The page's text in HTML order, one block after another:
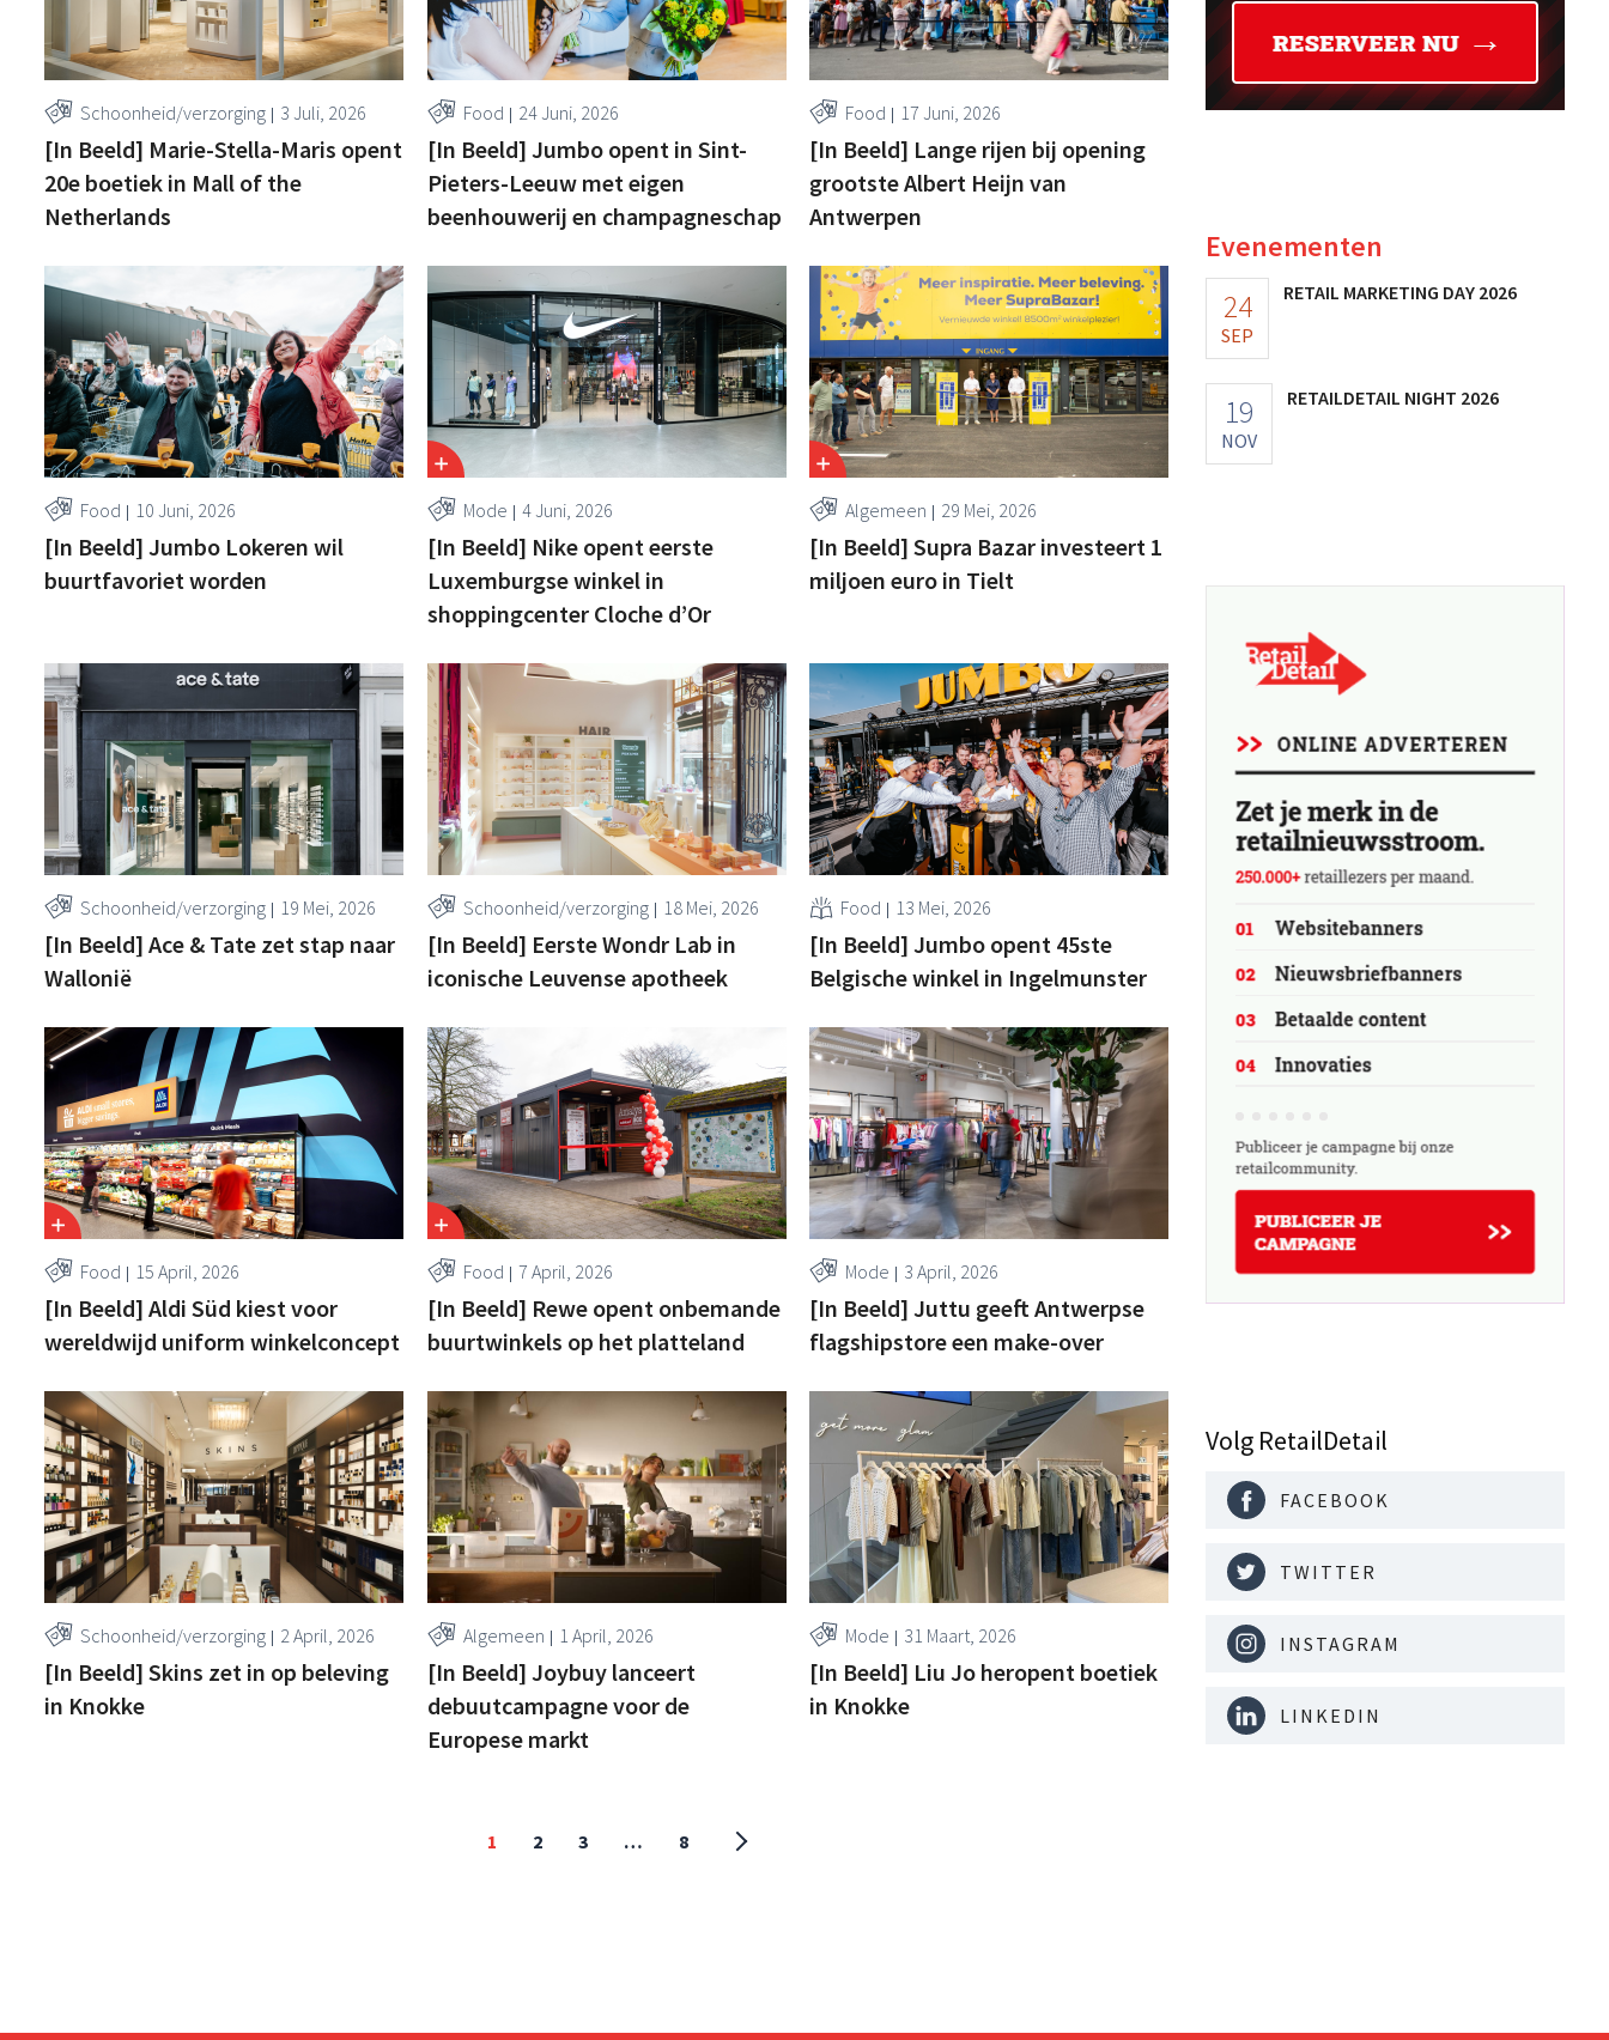
Schoonheid/verzorging 3 Juli, 2026
[In Beeld] Marie-Stella-Maris opent
20e boetiek in Mall of the
Netherlands
Food 24 Juni, 2026
[In Beeld] Jumbo opent in Sint-
Pieters-Leeuw met eigen
beenhouwerij en champagneschap
Food 17 Juni, 2026
[In Beeld] Lange rijen bij opening
grootste Albert Heijn van
Antwerpen
Food 10 Juni, 2026
[In Beeld] Jumbo Lokeren wil
buurtfavoriet worden
Mode 4 Juni, 2026
[In Beeld] Nike opent eerste
Luxemburgse winkel in
shoppingcenter Cloche d’Or
Algemeen 29 Mei, 2026
[In Beeld] Supra Bazar investeert 1
miljoen euro in Tielt
Schoonheid/verzorging 19 Mei, 2026
[In Beeld] Ace & Tate zet stap naar
Wallonië
Schoonheid/verzorging 18 Mei, 2026
[In Beeld] Eerste Wondr Lab in
iconische Leuvense apotheek
Food 13 Mei, 2026
[In Beeld] Jumbo opent 45ste
Belgische winkel in Ingelmunster
Food 15 April, 2026
[In Beeld] Aldi Süd kiest voor
wereldwijd uniform winkelconcept
Food 7 April, 2026
[In Beeld] Rewe opent onbemande
buurtwinkels op het platteland
Mode 3 April, 2026
[In Beeld] Juttu geeft Antwerpse
flagshipstore een make-over
Schoonheid/verzorging 2 April, 2026
[In Beeld] Skins zet in op beleving
in Knokke
Algemeen 1 April, 2026
[In Beeld] Joybuy lanceert
debuutcampagne voor de
Europese markt
Mode 31 Maart, 2026
[In Beeld] Liu Jo heropent boetiek
in Knokke
1 2 3 … 8
Evenementen
24
SEP
RETAIL MARKETING DAY 2026
19
NOV
RETAILDETAIL NIGHT 2026
Volg RetailDetail
FACEBOOK
TWITTER
INSTAGRAM
LINKEDIN